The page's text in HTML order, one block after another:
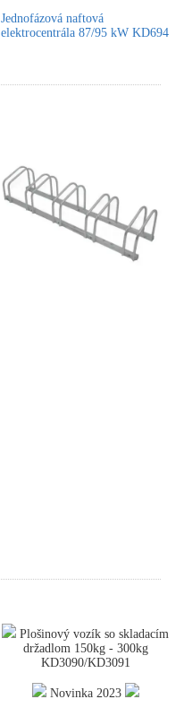
Jednofázová naftová
elektrocentrála 87/95 kW KD694
Plošinový vozík so skladacím
držadlom 150kg - 300kg
KD3090/KD3091
Novinka 2023